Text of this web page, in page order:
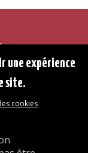
une expérience
site.
cookies